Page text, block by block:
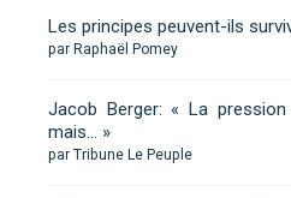
Les principes peuvent-ils
par Raphaël Pomey
Jacob Berger: « La
mais… »
par Tribune Le Peuple